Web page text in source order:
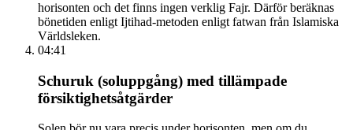
horisonten och det finns ingen verklig Fajr. Därför beräknas
bönetiden enligt Ijtihad-metoden enligt fatwan från Islamiska
Världsleken.
04:41
Schuruk (soluppgång) med tillämpade
försiktighetsåtgärder